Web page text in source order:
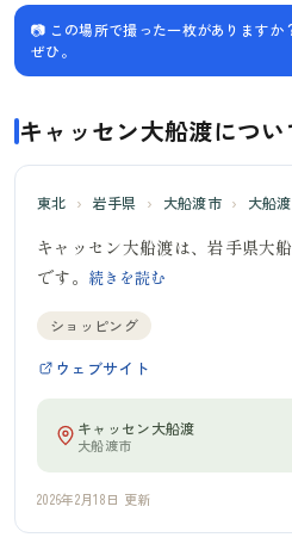
キャッセン大船渡につい
東北 › 岩手県 › 大船渡市 › 大船
キャッセン大船渡は、岩手県大
です。 続きを読む
ショッピング
ウェブサイト
キャッセン大船渡
大船渡市
2026年2月18日 更新
📷 この場所で撮った一枚がありますか
ぜひ。